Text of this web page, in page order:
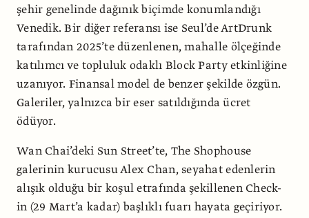
şehir genelinde dağınık biçimde konumlandığı
Venedik. Bir diğer referansı ise Seul’de ArtDrunk
tarafından 2025’te düzenlenen, mahalle ölçeğinde
katılımcı ve topluluk odaklı Block Party etkinliğine
uzanıyor. Finansal model de benzer şekilde özgün.
Galeriler, yalnızca bir eser satıldığında ücret
ödüyor.
Wan Chai’deki Sun Street’te, The Shophouse
galerinin kurucusu Alex Chan, seyahat edenlerin
alışık olduğu bir koşul etrafında şekillenen Check-
in (29 Mart’a kadar) başlıklı fuarı hayata geçiriyor.